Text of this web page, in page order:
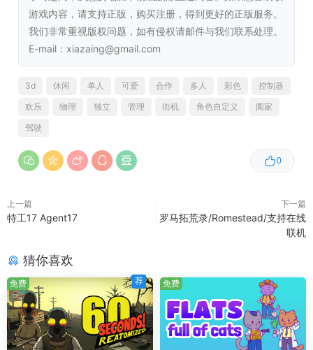
能让你的工作变成一场充斥着物理法则的噩梦！！
尼罗快递深知客户便利需要以员工安全为代价，因此请谨慎
处理任何易燃易爆货物。任何损失都将从您的工资中扣除！
升级、升级、升级！
虽然没有仓库改造的预算，但还是欢迎您用血汗钱来添置新
设备和升级叉车——有所投入，就能更好地、甚至可能更安
全地进行工作！
游戏内容，请支持正版，购买注册，得到更好的正版服务。
我们非常重视版权问题，如有侵权请邮件与我们联系处理。
E-mail：xiazaing@gmail.com
0
3d 休闲 单人 可爱 合作 多人 彩色
控制器
欢乐
物理 独立 管理 街机 角色自定义
阖家
驾驶
上一篇
特工17 Agent17
下一篇
罗马拓荒录/Romestead/支持在线
联机
猜你喜欢
免费 荐 免费